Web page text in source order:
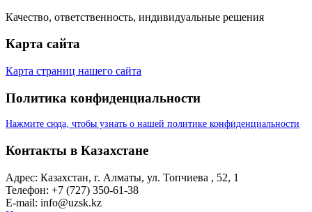
Качество, ответственность, индивидуальные решения
Карта сайта
Карта страниц нашего сайта
Политика конфиденциальности
Нажмите сюда, чтобы узнать о нашей политике конфиденциальности
Контакты в Казахстане
Адрес: Казахстан, г. Алматы, ул. Топчиева , 52, 1
Телефон: +7 (727) 350-61-38
E-mail: info@uzsk.kz